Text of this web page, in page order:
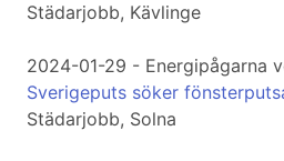
Städarjobb, Kävlinge
2024-01-29 - Energipågarna
Sverigeputs söker
Städarjobb, Solna